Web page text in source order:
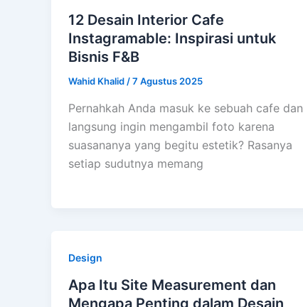
12 Desain Interior Cafe
Instagramable: Inspirasi untuk
Bisnis F&B
Wahid Khalid /7 Agustus 2025
Pernahkah Anda masuk ke sebuah cafe dan
langsung ingin mengambil foto karena
suasananya yang begitu estetik? Rasanya
setiap sudutnya memang
Design
Apa Itu Site Measurement dan
Mengapa Penting dalam Desain